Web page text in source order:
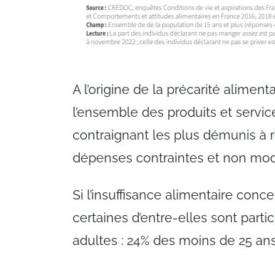
A l’origine de la précarité
l’ensemble des produits et
contraignant les plus démunis à
dépenses contraintes et non
Si l’insuffisance alimentaire
certaines d’entre-elles sont
adultes : 24% des moins de 25